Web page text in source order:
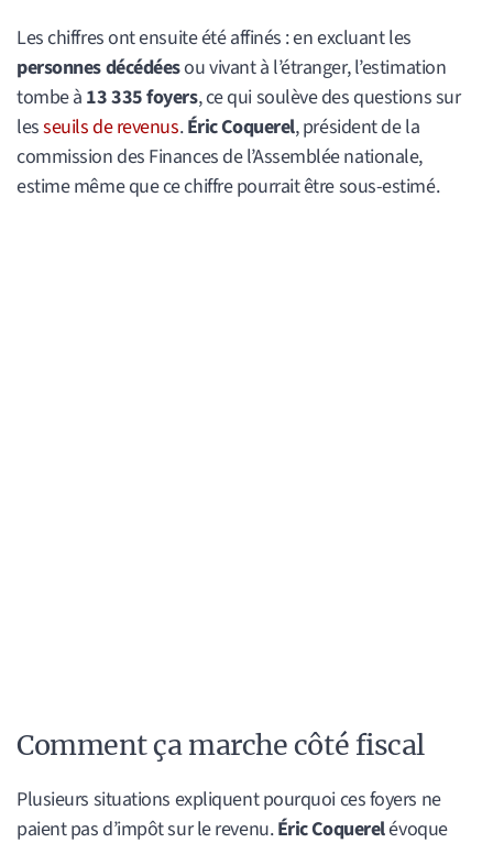
Les chiffres ont ensuite été affinés : en excluant les
personnes décédéesou vivant à l’étranger, l’estimation
tombe à 13 335 foyers, ce qui soulève des questions sur
lesseuils de revenus.Éric Coquerel, président de la
commission des Finances de l’Assemblée nationale,
estime même que ce chiffre pourrait être sous-estimé.
Comment ça marche côté fiscal
Plusieurs situations expliquent pourquoi ces foyers ne
paient pas d’impôt sur le revenu.Éric Coquerelévoque